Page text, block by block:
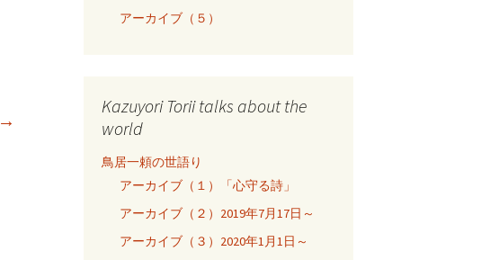
→
アーカイブ（５）
Kazuyori Torii talks about the
world
鳥居一頼の世語り
アーカイブ（１）「心守る詩」
アーカイブ（２）2019年7月17日～
アーカイブ（３）2020年1月1日～